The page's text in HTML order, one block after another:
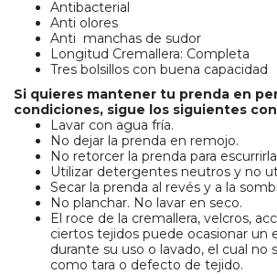
Antibacterial
Anti olores
Anti manchas de sudor
Longitud Cremallera: Completa
Tres bolsillos con buena capacidad
Si quieres mantener tu prenda en
condiciones, sigue los siguientes
Lavar con agua fría.
No dejar la prenda en remojo.
No retorcer la prenda para
Utilizar detergentes neutros y no
Secar la prenda al revés y a la
No planchar. No lavar en seco.
El roce de la cremallera, velcros,
ciertos tejidos puede ocasionar un
durante su uso o lavado, el cual no
como tara o defecto de tejido.